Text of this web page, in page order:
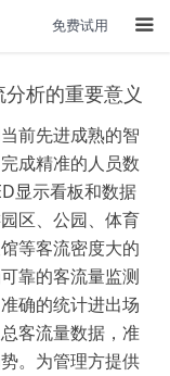
끀
免费试用
析的重要意义
前先进成熟的智
成精准的人员数
显示看板和数据
区、公园、体育
等客流密度大的
靠的客流量监测
确的统计进出场
客流量数据，准
。为管理方提供